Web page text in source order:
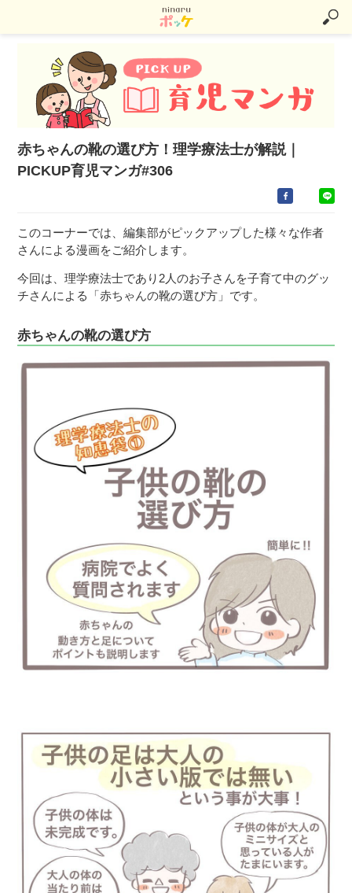
赤ちゃんの靴の選び方！理学療法士が解説｜
PICKUP育児マンガ#306
このコーナーでは、編集部がピックアップした様々な作者
さんによる漫画をご紹介します。
今回は、理学療法士であり2人のお子さんを子育て中のグッ
チさんによる「赤ちゃんの靴の選び方」です。
赤ちゃんの靴の選び方